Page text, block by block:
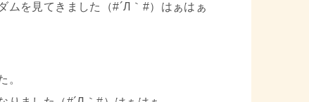
ムを見てきました（#´Л｀#）はぁはぁ
。